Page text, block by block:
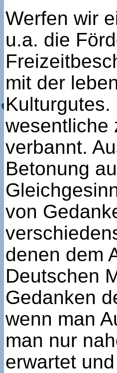
Werfen wir
u.a. die
mit der
wesentliche
verbannt.
Betonung
von
denen dem
Deutschen
Gedanken
wenn man
man nur
erwartet